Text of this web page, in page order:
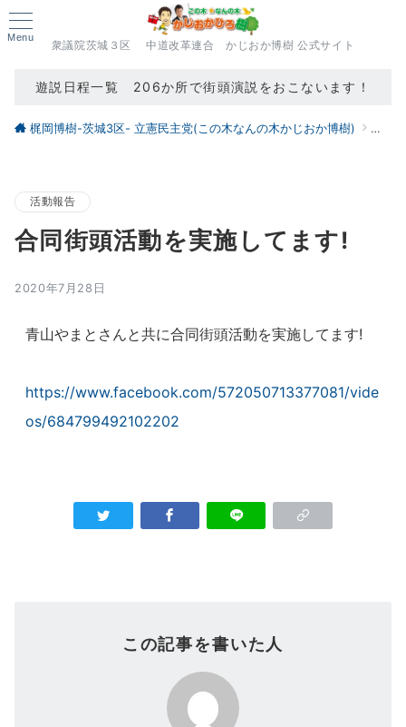
Menu
衆議院茨城３区 中道改革連合 かじおか博樹 公式サイト
遊説日程一覧 206か所で街頭演説をおこないます！
梶岡博樹-茨城3区- 立憲民主党(この木なんの木かじおか博樹) ブロ
活動報告
合同街頭活動を実施してます!
2020年7月28日
青山やまとさんと共に合同街頭活動を実施してます!
https://www.facebook.com/572050713377081/vide
os/684799492102202
この記事を書いた人